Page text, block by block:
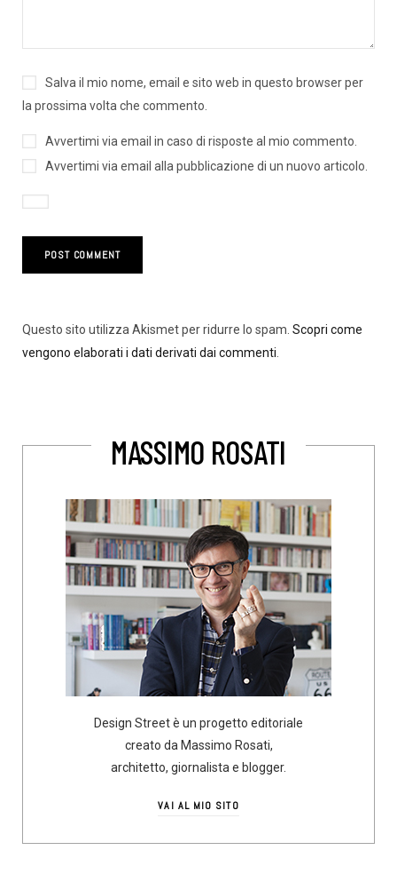
Salva il mio nome, email e sito web in questo browser per
la prossima volta che commento.
Avvertimi via email in caso di risposte al mio commento.
Avvertimi via email alla pubblicazione di un nuovo articolo.
Questo sito utilizza Akismet per ridurre lo spam. Scopri come
vengono elaborati i dati derivati dai commenti
MASSIMO ROSATI
Design Street è un progetto editoriale
creato da Massimo Rosati,
architetto, giornalista e blogger.
VAI AL MIO SITO